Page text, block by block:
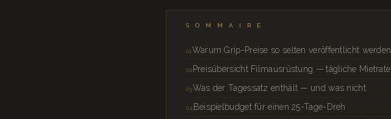
SOMMAIRE
Warum Grip-Preise so selten veröffentlicht werden
Preisübersicht Filmausrüstung — tägliche Mietrate
Was der Tagessatz enthält — und was nicht
Beispielbudget für einen 25-Tage-Dreh